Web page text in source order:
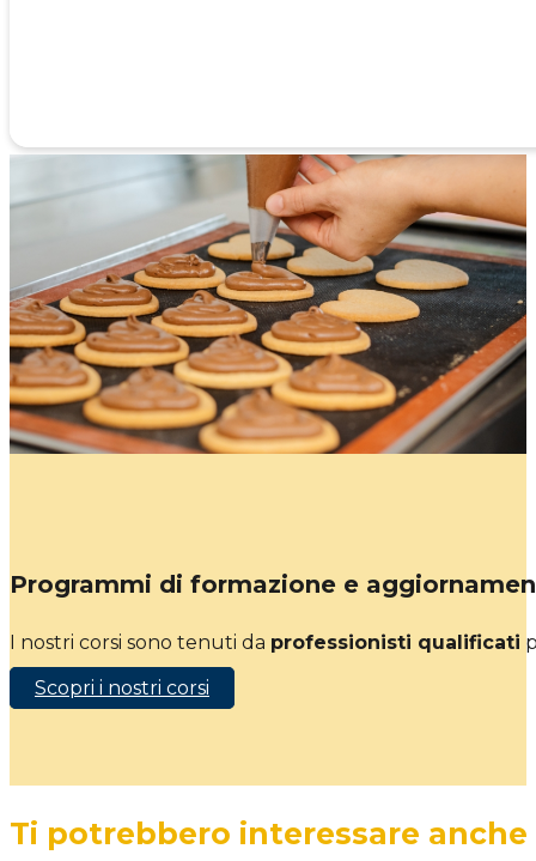
Programmi di formazione e
I nostri corsi sono tenuti da professionisti qualificati
Scopri i nostri corsi
Ti potrebbero interessare anche